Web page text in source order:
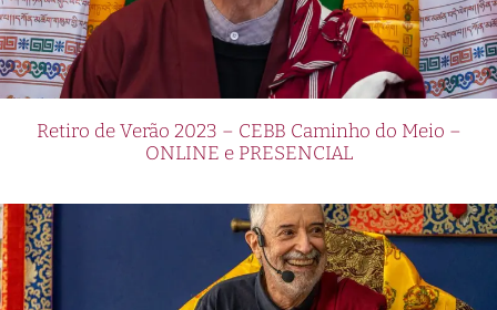
Retiro de Verão 2023 – CEBB Caminho do Meio –
ONLINE e PRESENCIAL